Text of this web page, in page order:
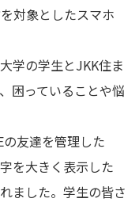
対象としたスマホ
学の学生とJKK住ま
困っていることや悩
友達を管理した
を大きく表示した
ました。学生の皆さ